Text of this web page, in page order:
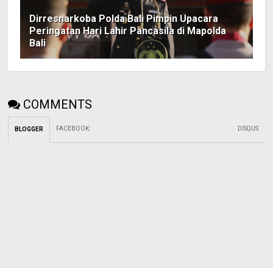
Dirresnarkoba Polda Bali Pimpin Upacara
Peringatan Hari Lahir Pancasila di Mapolda
Bali
COMMENTS
BLOGGER FACEBOOK: DISQUS